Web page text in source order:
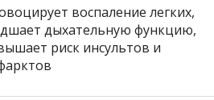
воспаление легких,
дыхательную функцию,
риск инсультов и